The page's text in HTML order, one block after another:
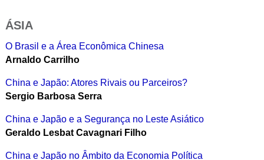
ÁSIA
O Brasil e a Área Econômica Chinesa
Arnaldo Carrilho
China e Japão: Atores Rivais ou Parceiros?
Sergio Barbosa Serra
China e Japão e a Segurança no Leste Asiático
Geraldo Lesbat Cavagnari Filho
China e Japão no Âmbito da Economia Política